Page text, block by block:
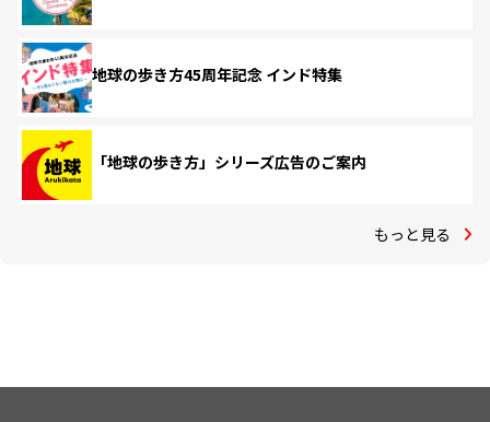
地球の歩き方45周年記念 インド特集
「地球の歩き方」シリーズ広告のご案内
もっと見る